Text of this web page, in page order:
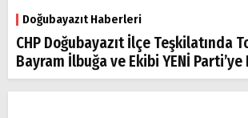
Doğubayazıt Haberleri
CHP Doğubayazıt İlçe Teşkilatında
Bayram İlbuğa ve Ekibi YENİ Parti’ye